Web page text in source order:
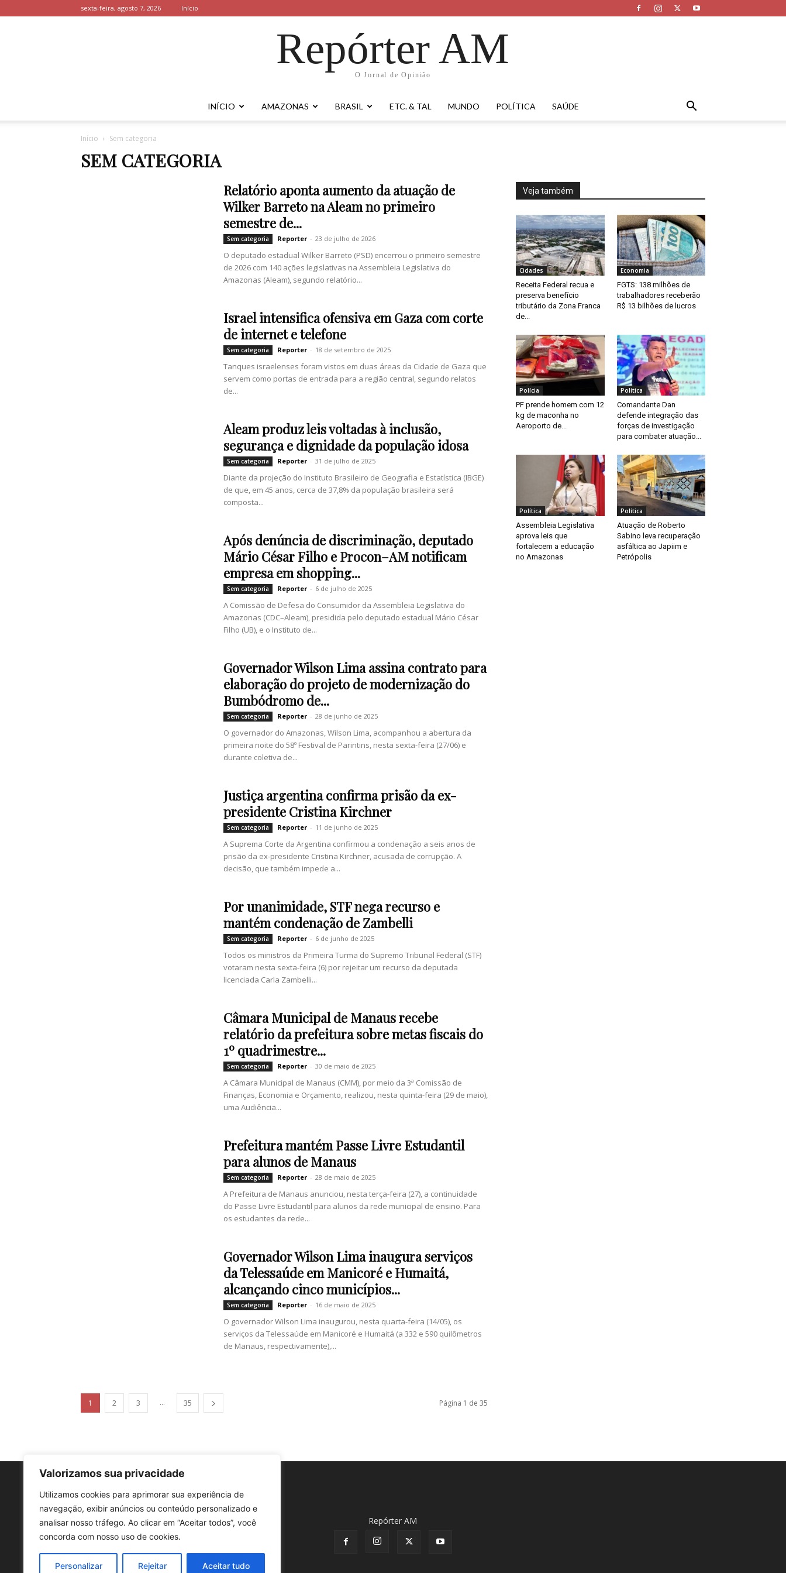
Valorizamos sua privacidade
Utilizamos cookies para aprimorar sua experiência de
navegação, exibir anúncios ou conteúdo personalizado e
analisar nosso tráfego. Ao clicar em “Aceitar todos”, você
concorda com nosso uso de cookies.
Personalizar Rejeitar Aceitar tudo
sexta-feira, agosto 7, 2026 Início
Repórter AM
O Jornal de Opinião
INÍCIO AMAZONAS BRASIL ETC. & TAL MUNDO POLÍTICA SAÚDE
Início Sem categoria
SEM CATEGORIA
Relatório aponta aumento da atuação de
Wilker Barreto na Aleam no primeiro
semestre de...
Sem categoria Reporter - 23 de julho de 2026
O deputado estadual Wilker Barreto (PSD) encerrou o primeiro semestre
de 2026 com 140 ações legislativas na Assembleia Legislativa do
Amazonas (Aleam), segundo relatório...
Israel intensifica ofensiva em Gaza com corte
de internet e telefone
Sem categoria Reporter - 18 de setembro de 2025
Tanques israelenses foram vistos em duas áreas da Cidade de Gaza que
servem como portas de entrada para a região central, segundo relatos
de...
Aleam produz leis voltadas à inclusão,
segurança e dignidade da população idosa
Sem categoria Reporter - 31 de julho de 2025
Diante da projeção do Instituto Brasileiro de Geografia e Estatística (IBGE)
de que, em 45 anos, cerca de 37,8% da população brasileira será
composta...
Após denúncia de discriminação, deputado
Mário César Filho e Procon–AM notificam
empresa em shopping...
Sem categoria Reporter - 6 de julho de 2025
A Comissão de Defesa do Consumidor da Assembleia Legislativa do
Amazonas (CDC–Aleam), presidida pelo deputado estadual Mário César
Filho (UB), e o Instituto de...
Governador Wilson Lima assina contrato para
elaboração do projeto de modernização do
Bumbódromo de...
Sem categoria Reporter - 28 de junho de 2025
O governador do Amazonas, Wilson Lima, acompanhou a abertura da
primeira noite do 58º Festival de Parintins, nesta sexta-feira (27/06) e
durante coletiva de...
Justiça argentina confirma prisão da ex-
presidente Cristina Kirchner
Sem categoria Reporter - 11 de junho de 2025
A Suprema Corte da Argentina confirmou a condenação a seis anos de
prisão da ex-presidente Cristina Kirchner, acusada de corrupção. A
decisão, que também impede a...
Por unanimidade, STF nega recurso e
mantém condenação de Zambelli
Sem categoria Reporter - 6 de junho de 2025
Todos os ministros da Primeira Turma do Supremo Tribunal Federal (STF)
votaram nesta sexta-feira (6) por rejeitar um recurso da deputada
licenciada Carla Zambelli...
Câmara Municipal de Manaus recebe
relatório da prefeitura sobre metas fiscais do
1º quadrimestre...
Sem categoria Reporter - 30 de maio de 2025
A Câmara Municipal de Manaus (CMM), por meio da 3ª Comissão de
Finanças, Economia e Orçamento, realizou, nesta quinta-feira (29 de maio),
uma Audiência...
Prefeitura mantém Passe Livre Estudantil
para alunos de Manaus
Sem categoria Reporter - 28 de maio de 2025
A Prefeitura de Manaus anunciou, nesta terça-feira (27), a continuidade
do Passe Livre Estudantil para alunos da rede municipal de ensino. Para
os estudantes da rede...
Governador Wilson Lima inaugura serviços
da Telessaúde em Manicoré e Humaitá,
alcançando cinco municípios...
Sem categoria Reporter - 16 de maio de 2025
O governador Wilson Lima inaugurou, nesta quarta-feira (14/05), os
serviços da Telessaúde em Manicoré e Humaitá (a 332 e 590 quilômetros
de Manaus, respectivamente),...
1 2 3 ... 35 Página 1 de 35
Veja também
Cidades
Receita Federal recua e
preserva benefício
tributário da Zona Franca
de...
Economia
FGTS: 138 milhões de
trabalhadores receberão
R$ 13 bilhões de lucros
Polícia
PF prende homem com 12
kg de maconha no
Aeroporto de...
Política
Comandante Dan
defende integração das
forças de investigação
para combater atuação...
Política
Assembleia Legislativa
aprova leis que
fortalecem a educação
no Amazonas
Política
Atuação de Roberto
Sabino leva recuperação
asfáltica ao Japiim e
Petrópolis
Repórter AM